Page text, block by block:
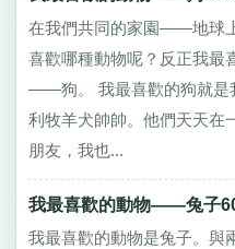
在我們共同的家園——地球
喜歡哪種動物呢？反正我最
——狗。 我最喜歡的狗就是
利牧羊犬帥帥。他們天天在
朋友，我也...
我最喜歡的動物——兔子
我最喜歡的動物是兔子。與